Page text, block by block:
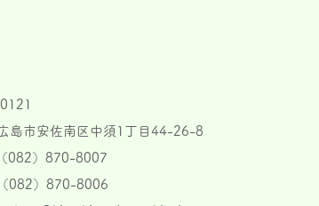
島市安佐南区中須1丁目44-26-8
082）870-8007
082）870-8006​